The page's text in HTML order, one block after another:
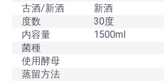
古酒/新酒
新酒
度数
30度
内容量
1500ml
菌種
使用酵母
蒸留方法